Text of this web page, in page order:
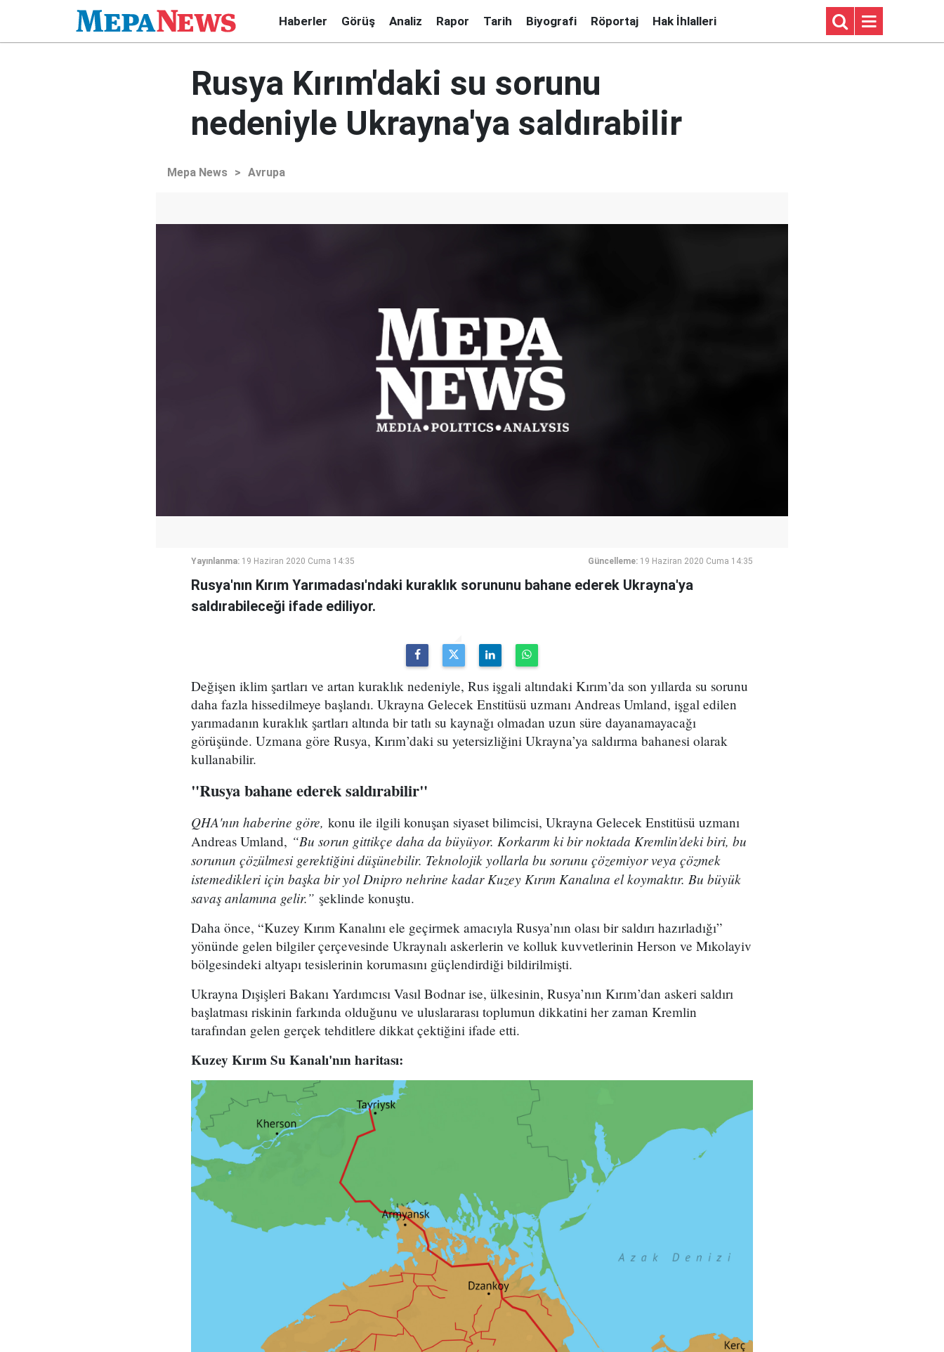
Haberler Görüş Analiz Rapor Tarih Biyografi Röportaj Hak İhlalleri
Rusya Kırım'daki su sorunu
nedeniyle Ukrayna'ya saldırabilir
Mepa News > Avrupa
Yayınlanma: 19 Haziran 2020 Cuma 14:35 Güncelleme: 19 Haziran 2020 Cuma 14:35
Rusya'nın Kırım Yarımadası'ndaki kuraklık sorununu bahane ederek Ukrayna'ya
saldırabileceği ifade ediliyor.
Değişen iklim şartları ve artan kuraklık nedeniyle, Rus işgali altındaki Kırım’da son yıllarda su sorunu
daha fazla hissedilmeye başlandı. Ukrayna Gelecek Enstitüsü uzmanı Andreas Umland, işgal edilen
yarımadanın kuraklık şartları altında bir tatlı su kaynağı olmadan uzun süre dayanamayacağı
görüşünde. Uzmana göre Rusya, Kırım’daki su yetersizliğini Ukrayna’ya saldırma bahanesi olarak
kullanabilir.
"Rusya bahane ederek saldırabilir"
QHA'nın haberine göre, konu ile ilgili konuşan siyaset bilimcisi, Ukrayna Gelecek Enstitüsü uzmanı
Andreas Umland, “Bu sorun gittikçe daha da büyüyor. Korkarım ki bir noktada Kremlin’deki biri, bu
sorunun çözülmesi gerektiğini düşünebilir. Teknolojik yollarla bu sorunu çözemiyor veya çözmek
istemedikleri için başka bir yol Dnipro nehrine kadar Kuzey Kırım Kanalına el koymaktır. Bu büyük
savaş anlamına gelir.” şeklinde konuştu.
Daha önce, “Kuzey Kırım Kanalını ele geçirmek amacıyla Rusya’nın olası bir saldırı hazırladığı”
yönünde gelen bilgiler çerçevesinde Ukraynalı askerlerin ve kolluk kuvvetlerinin Herson ve Mıkolayiv
bölgesindeki altyapı tesislerinin korumasını güçlendirdiği bildirilmişti.
Ukrayna Dışişleri Bakanı Yardımcısı Vasıl Bodnar ise, ülkesinin, Rusya’nın Kırım’dan askeri saldırı
başlatması riskinin farkında olduğunu ve uluslararası toplumun dikkatini her zaman Kremlin
tarafından gelen gerçek tehditlere dikkat çektiğini ifade etti.
Kuzey Kırım Su Kanalı'nın haritası: